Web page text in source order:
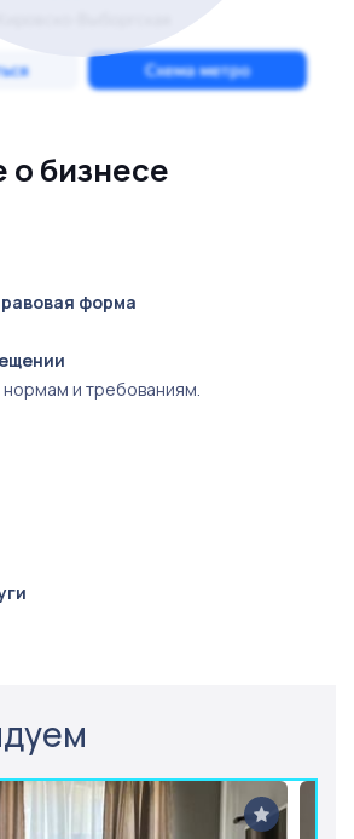
бизнесе
форма
нормам и требованиям.